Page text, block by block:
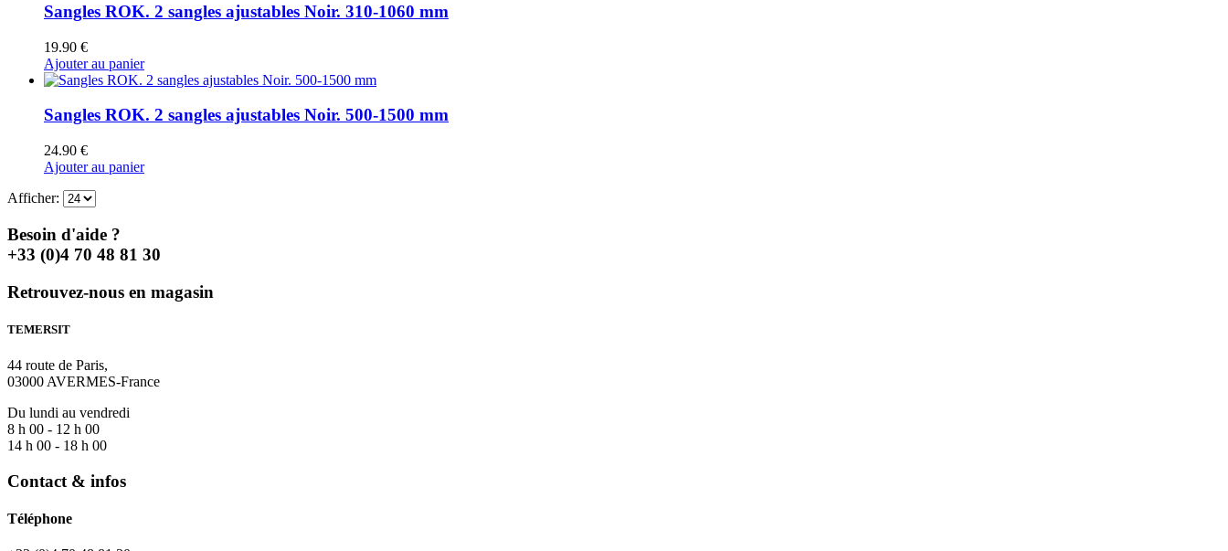
Sangles ROK. 2 sangles ajustables Noir. 310-1060 mm
19.90 €
Ajouter au panier
Sangles ROK. 2 sangles ajustables Noir. 500-1500 mm
24.90 €
Ajouter au panier
Afficher:
Besoin d'aide ?
+33 (0)4 70 48 81 30
Retrouvez-nous en magasin
TEMERSIT
44 route de Paris,
03000 AVERMES-France
Du lundi au vendredi
8 h 00 - 12 h 00
14 h 00 - 18 h 00
Contact & infos
Téléphone